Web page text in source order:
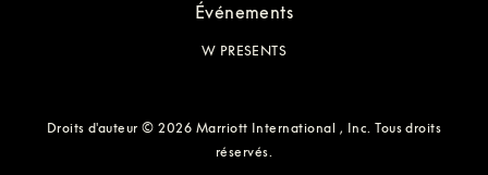
Événements
W PRESENTS
Droits d'auteur © 2026 Marriott International , Inc. Tous droits
réservés.